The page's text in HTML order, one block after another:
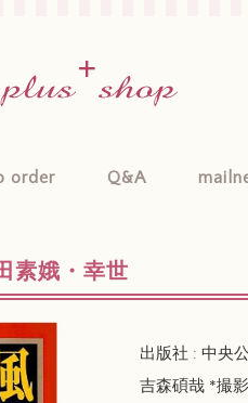
order Q&A
素娥・幸世
出版社 : 中央
吉森碩哉 *撮影